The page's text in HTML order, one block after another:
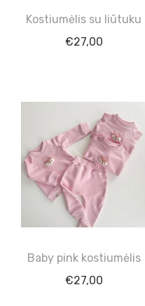
Kostiumėlis su liūtuku
€27,00
Baby pink kostiumėlis
€27,00